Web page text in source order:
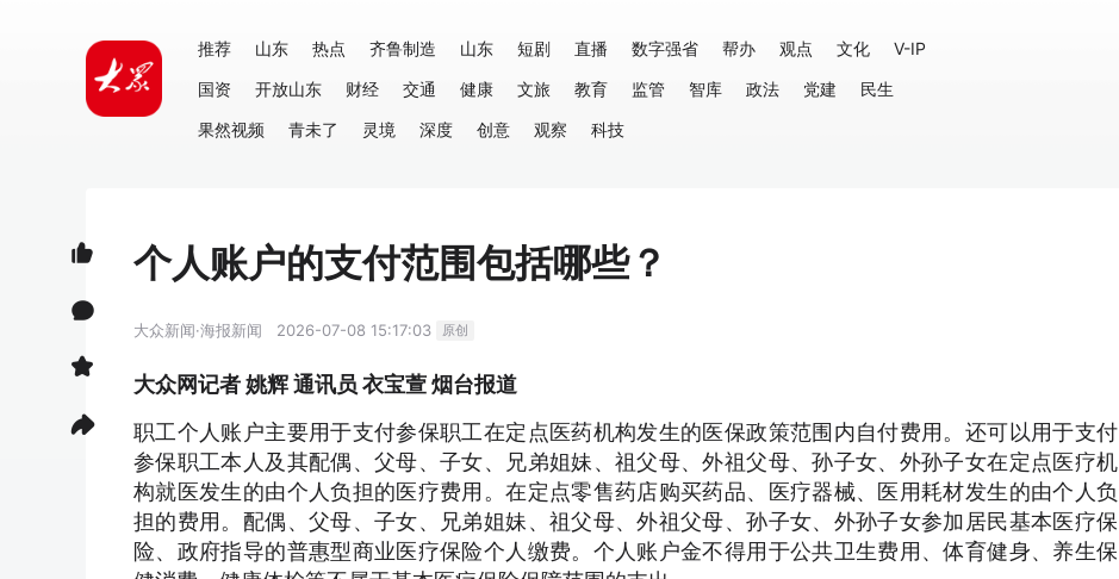
推荐 山东 热点 齐鲁制造 山东 短剧 直播 数字强省 帮办 观点 文化
V-IP
国资
开放山东 财经 交通 健康 文旅 教育 监管 智库 政法 党建
民生
果然视频
青未了 灵境 深度 创意 观察 科技
个人账户的支付范围包括哪些？
大众新闻·海报新闻 2026-07-08 15:17:03 原创
大众网记者 姚辉 通讯员 衣宝萱 烟台报道
职工个人账户主要用于支付参保职工在定点医药机构发生的医保政策范围内自付费用。还可以用于支付
参保职工本人及其配偶、父母、子女、兄弟姐妹、祖父母、外祖父母、孙子女、外孙子女在定点医疗机
构就医发生的由个人负担的医疗费用 。在定点零售药店购买药品、医疗器械、医用耗材发生的由个人负
担的费用 。 配偶、父母、子女、兄弟姐妹、祖父母、外祖父母、孙子女、外孙子女参加居民基本医疗保
险、政府指导的普惠型商业医疗保险个人缴费。个人账户金不得用于公共卫生费用、体育健身、养生保